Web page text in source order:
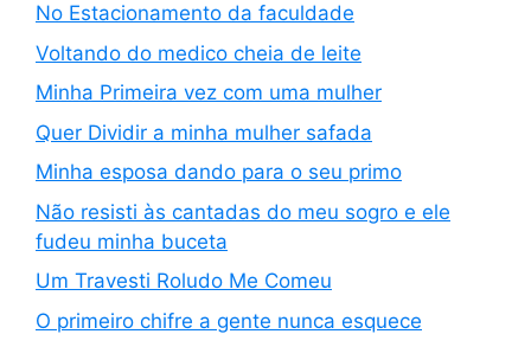
No Estacionamento da faculdade
Voltando do medico cheia de leite
Minha Primeira vez com uma mulher
Quer Dividir a minha mulher safada
Minha esposa dando para o seu primo
Não resisti às cantadas do meu sogro e ele
fudeu minha buceta
Um Travesti Roludo Me Comeu
O primeiro chifre a gente nunca esquece